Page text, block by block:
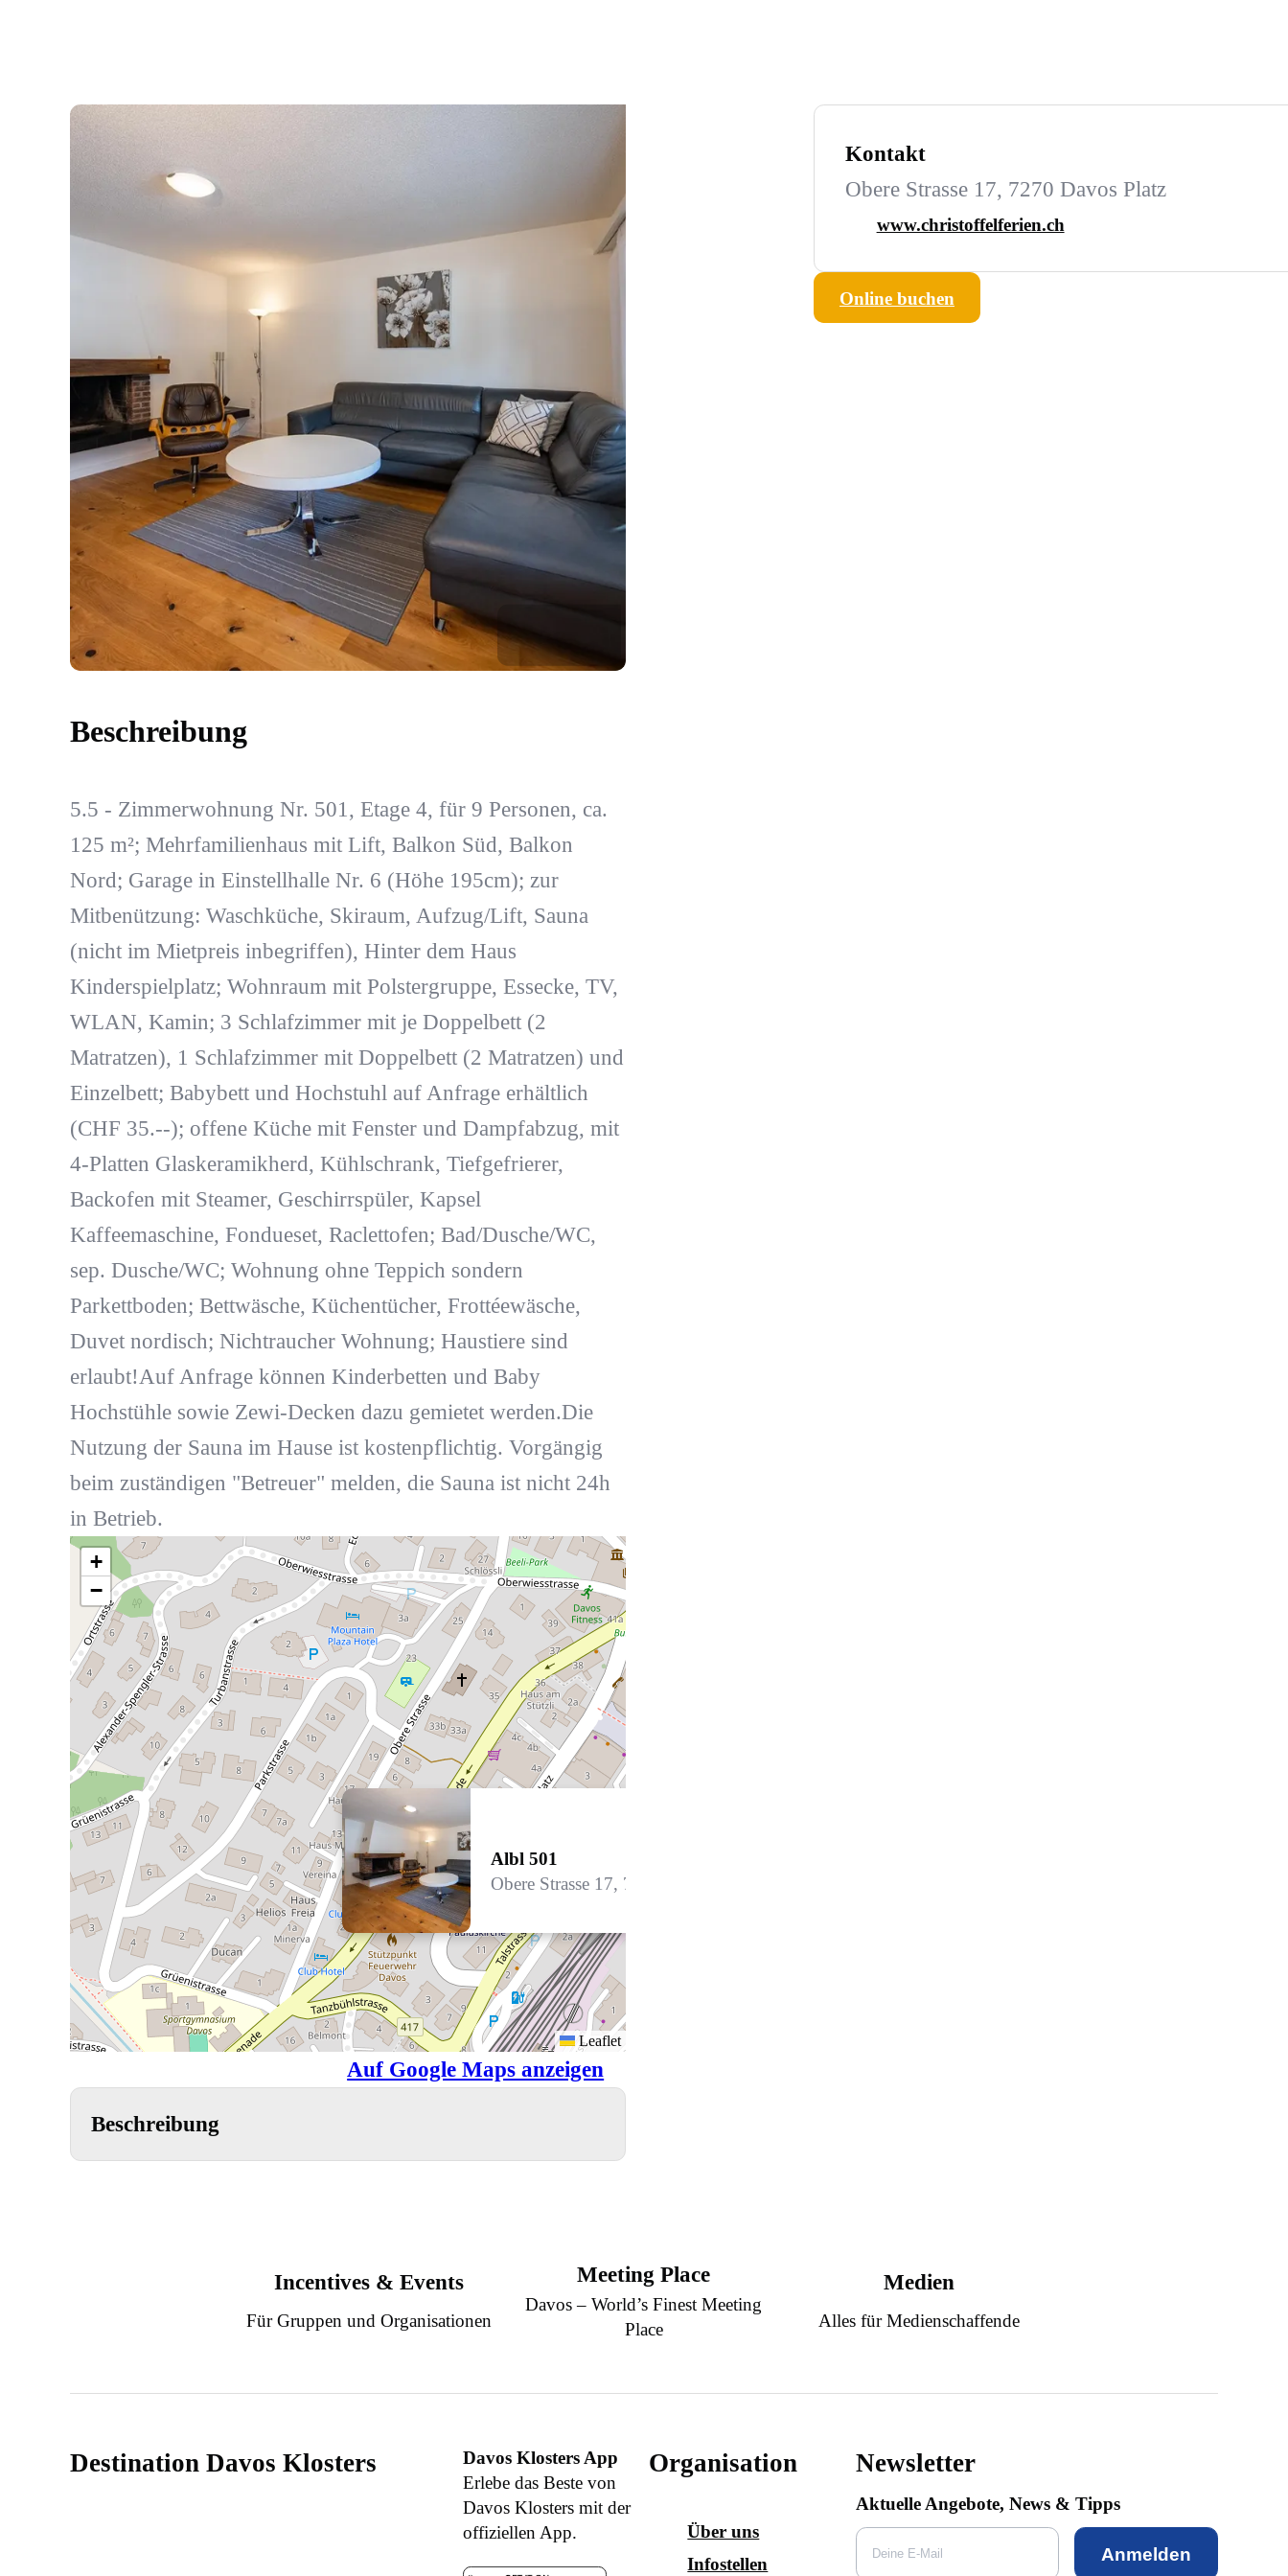
Beschreibung
5.5 - Zimmerwohnung Nr. 501, Etage 4, für 9 Personen, ca.
125 m²; Mehrfamilienhaus mit Lift, Balkon Süd, Balkon
Nord; Garage in Einstellhalle Nr. 6 (Höhe 195cm); zur
Mitbenützung: Waschküche, Skiraum, Aufzug/Lift, Sauna
(nicht im Mietpreis inbegriffen), Hinter dem Haus
Kinderspielplatz; Wohnraum mit Polstergruppe, Essecke, TV,
WLAN, Kamin; 3 Schlafzimmer mit je Doppelbett (2
Matratzen), 1 Schlafzimmer mit Doppelbett (2 Matratzen) und
Einzelbett; Babybett und Hochstuhl auf Anfrage erhältlich
(CHF 35.--); offene Küche mit Fenster und Dampfabzug, mit
4-Platten Glaskeramikherd, Kühlschrank, Tiefgefrierer,
Backofen mit Steamer, Geschirrspüler, Kapsel
Kaffeemaschine, Fondueset, Raclettofen; Bad/Dusche/WC,
sep. Dusche/WC; Wohnung ohne Teppich sondern
Parkettboden; Bettwäsche, Küchentücher, Frottéewäsche,
Duvet nordisch; Nichtraucher Wohnung; Haustiere sind
erlaubt!Auf Anfrage können Kinderbetten und Baby
Hochstühle sowie Zewi-Decken dazu gemietet werden.Die
Nutzung der Sauna im Hause ist kostenpflichtig. Vorgängig
beim zuständigen "Betreuer" melden, die Sauna ist nicht 24h
in Betrieb.
Albl 501
Obere Strasse 17, 7270 Davos Platz
+
−
Leaflet
Auf Google Maps anzeigen
Beschreibung
Kontakt
Obere Strasse 17, 7270 Davos Platz
www.christoffelferien.ch
Online buchen
Incentives & Events
Für Gruppen und Organisationen
Meeting Place
Davos – World’s Finest Meeting
Place
Medien
Alles für Medienschaffende
Destination Davos Klosters
Davos Klosters App
Erlebe das Beste von
Davos Klosters mit der
offiziellen App.
Organisation
Über uns
Infostellen
Newsletter
Aktuelle Angebote, News & Tipps
Anmelden